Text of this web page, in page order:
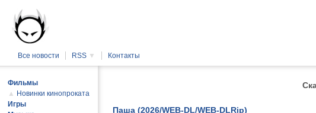
Все новости RSS ▼ Контакты
Паша (2026/WEB-DL/WEB-DLRip)
Фильмы
▲ Новинки кинопроката
Игры